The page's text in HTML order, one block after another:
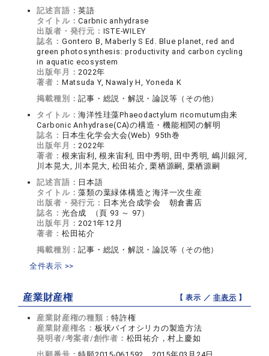
記述言語：英語
タイトル：Carbnic anhydrase
出版者・発行元： ISTE-WILEY
誌名： Gontero B, Maberly S Ed. Blue planet, red and
green photosynthesis: productivity and carbon cycling
in aquatic ecosystem
出版年月：2022年
著者： Matsuda Y, Nawaly H, Yoneda K
掲載種別：記事・総説・解説・論説等（その他）
タイトル：海洋性珪藻Phaeodactylum ricornutum由来
Carbonic Anhydrase(CA)の構造・機能相関の解明
誌名： 日本生化学会大会(Web) 95th巻
出版年月：2022年
著者： 根来宙利, 根来宙利, 田中秀明, 田中秀明, 嶋川銀河,
川本晃大, 川本晃大, 松田祐介, 栗栖源嗣, 栗栖源嗣
記述言語： 日本語
タイトル：藻類の葉緑体構造と海洋一次生産
出版者・発行元： 日本光合成学会 朝倉書店
誌名： 光合成 （頁 93 ～ 97）
出版年月：2021年12月
著者： 松田祐介
掲載種別：記事・総説・解説・論説等（その他）
全件表示 >>
産業財産権 【 表示 ／非表示 】
産業財産権の種類：特許権
産業財産権名： 板状バイオシリカの製造方法
発明者/考案者/創作者： 松田祐介，村上慶如